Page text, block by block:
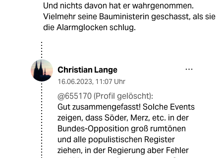
Und nichts davon hat er wahrgenommen.
Vielmehr seine Bauministerin geschasst, als sie
die Alarmglocken schlug.
Christian Lange
16.06.2023, 11:07 Uhr
@655170 (Profil gelöscht):
Gut zusammengefasst! Solche Events
zeigen, dass Söder, Merz, etc. in der
Bundes-Opposition groß rumtönen
und alle populistischen Register
ziehen, in der Regierung aber Fehler